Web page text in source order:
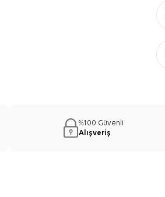
%100 Güvenli
Alışveriş